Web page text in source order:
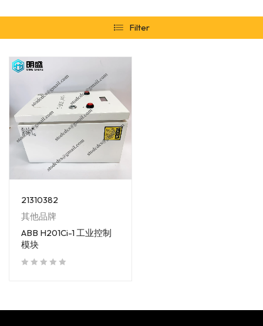
Filter
21310382
其他品牌
ABB H201Ci-1 工业控制
模块